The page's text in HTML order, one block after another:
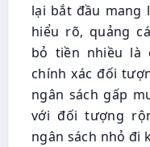
lại bắt đầu mang
hiểu rõ, quảng
bỏ tiền nhiều là
chính xác đối
ngân sách gấp
với đối tượng
ngân sách nhỏ đi